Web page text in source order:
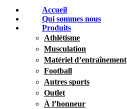
Accueil
Qui sommes nous
Produits
Athlétisme
Musculation
Matériel d’entraînement
Football
Autres sports
Outlet
À l’honneur